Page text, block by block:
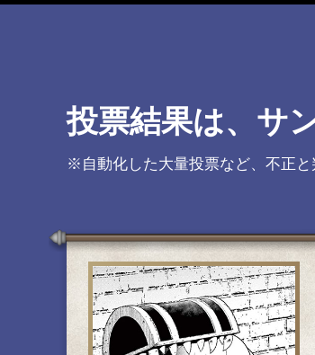
投票結果は、サ
※自動化した大量投票など、不正と